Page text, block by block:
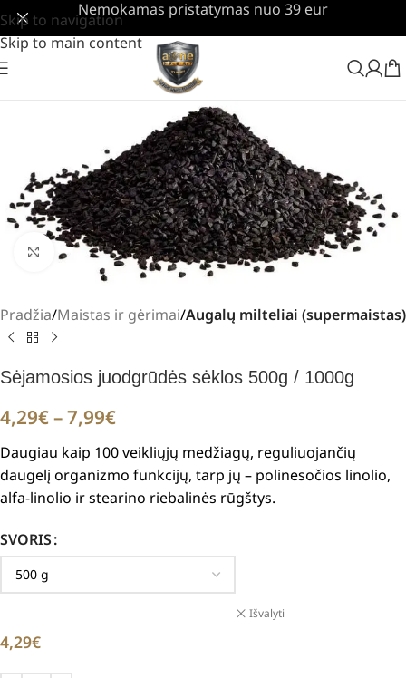
Skip to navigation
Skip to main content
Nemokamas pristatymas nuo 39 eur
Padidinti
Pradžia Maistas ir gėrimai Augalų milteliai (supermaistas)
Sėjamosios juodgrūdės sėklos 500g / 1000g
4,29€–7,99€
Daugiau kaip 100 veikliųjų medžiagų, reguliuojančių
daugelį organizmo funkcijų, tarp jų – polinesočios linolio,
alfa-linolio ir stearino riebalinės rūgštys.
SVORIS
Išvalyti
4,29€